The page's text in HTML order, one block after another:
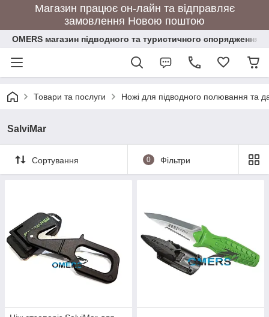
Магазин працює он-лайн та відправляє
замовлення Новою поштою
OMERS магазин підводного та туристичного спорядження
Товари та послуги Ножі для підводного полювання та
SalviMar
Сортування 0 Фільтри